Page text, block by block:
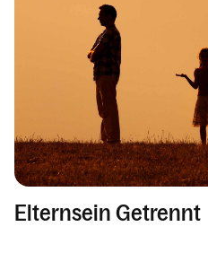
Elternsein Getrennt